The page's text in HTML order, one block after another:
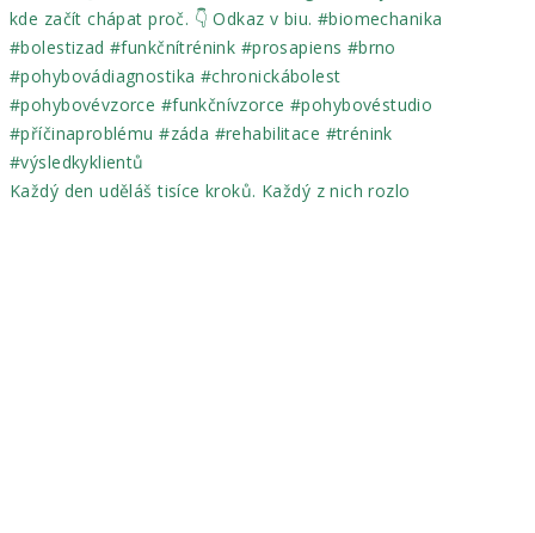
Každý den uděláš tisíce kroků. Každý z nich rozlo